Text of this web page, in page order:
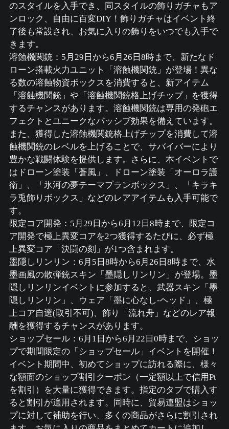
のスタイルを入手でき、同スタイルの飾りガチャもア
ンロック、自由に百変DIY！飾りガチャはイベント終
了後も常設され、お気に入りの飾りをいつでも入手で
きます。
溶蝕機関銃：5月29日から6月26日8時まで、新たなド
ローン搭載火力ユニット「溶蝕機関銃」が登場！異な
る数の溶蝕物資ボックスを消費すると、新アイテム
「溶蝕機関銃」や「溶蝕機関銃格上げチップ」を獲得
するチャンスがあります。溶蝕機関銃は専用の発砲エ
フェクトとユニークなパッシブ効果を備えています。
また、獲得した溶蝕機関銃格上げチップを消費して溶
蝕機関銃のレベルを上げることで、サバイバーにより
豊かな戦闘体験を提供します。さらに、本イベントで
はドローン塗装「蒼風」、ドローン塗装「オーロラ護
衛」、「氷河の夢テーマプランボックス」、「キラキ
ラ兎飾りボックス」などのレアアイテムも入手可能で
す。
限定コア開発：5月29日から6月12日8時まで、限定コ
ア開発で極上異変コアを2つ獲得するたびに、必ず極
上異変コア「決闘の刻」が1つ含まれます。
墨隠しリンリン：6月5日8時から6月26日8時まで、水
墨画風の散弾銃スキン「墨隠しリンリン」が登場。墨
隠しリンリンイベントに参加すると、武器スキン「墨
隠しリンリン」、ウェア「墨に心なし-ヘッド」、極
上コア自選(取引不可)、飾り「流れ舟」などのレア報
酬を獲得するチャンスがあります。
ショップセール：6月1日から6月22日0時まで、ショッ
プで期間限定の「ショップセール」イベントを開催！
イベント期間中、初めてショップに訪れる際に、様々
な額面のショップ割引クーポン（一定額以上で信用Pt
を割引）を大量に獲得できます。指定のタブで購入す
ると割引が適用されます。同時に、貿易連盟はショッ
プに対して補助を行い、多くの商品がさらに割引され